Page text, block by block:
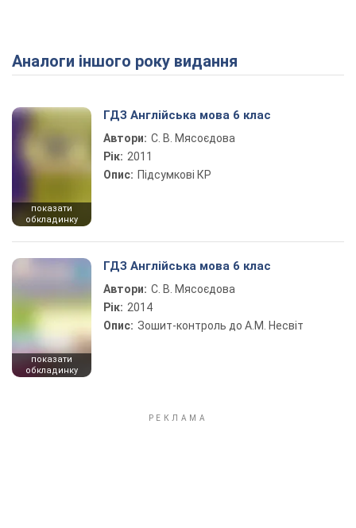
Play Video
Аналоги іншого року видання
показати
обкладинку
ГДЗ Англійська мова 6 клас
Автори: С. В. Мясоєдова
Рік: 2011
Опис: Підсумкові КР
показати
обкладинку
ГДЗ Англійська мова 6 клас
Автори: С. В. Мясоєдова
Рік: 2014
Опис: Зошит-контроль до А.М. Несвіт